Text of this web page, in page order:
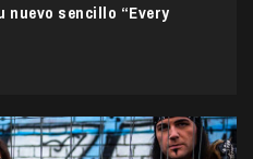
nuevo sencillo “Every